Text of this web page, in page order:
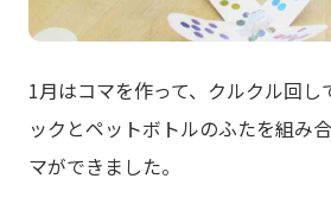
1月はコマを作って、クルクル回
ックとペットボトルのふたを組み
マができました。